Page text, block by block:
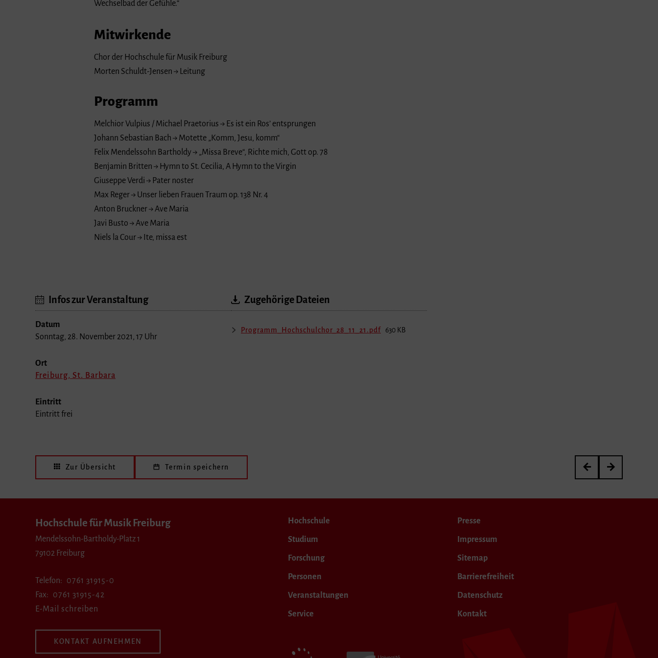
Wechselbad der Gefühle.“
Mitwirkende
Chor der Hochschule für Musik Freiburg
Morten Schuldt-Jensen → Leitung
Programm
Melchior Vulpius / Michael Praetorius → Es ist ein Ros’ entsprungen
Johann Sebastian Bach → Motette „Komm, Jesu, komm“
Felix Mendelssohn Bartholdy → „Missa Breve“, Richte mich, Gott op. 78
Benjamin Britten → Hymn to St. Cecilia, A Hymn to the Virgin
Giuseppe Verdi → Pater noster
Max Reger → Unser lieben Frauen Traum op. 138 Nr. 4
Anton Bruckner → Ave Maria
Javi Busto → Ave Maria
Niels la Cour → Ite, missa est
Infos zur Veranstaltung
Datum
Sonntag, 28. November 2021, 17 Uhr
Ort
Freiburg, St. Barbara
Eintritt
Eintritt frei
Zugehörige Dateien
Programm_Hochschulchor_28_11_21.pdf 630 KB
Zur Übersicht Termin speichern
3. Internationaler Kurt-
Meisterkurs von
Hochschule für Musik Freiburg
Mendelssohn-Bartholdy-Platz 1
79102 Freiburg
Telefon
0761 31915-0
Fax
0761 31915-42
E-Mail schreiben
KONTAKT AUFNEHMEN
Hochschule
Studium
Forschung
Personen
Veranstaltungen
Service
Presse
Impressum
Sitemap
Barrierefreiheit
Datenschutz
Kontakt